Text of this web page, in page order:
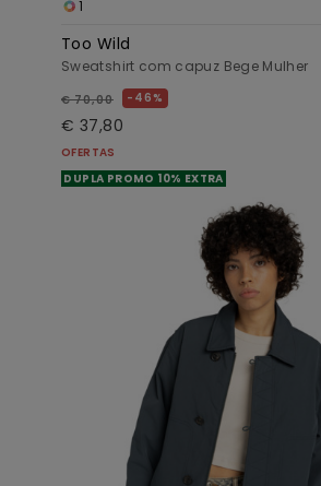
1
Too Wild
Sweatshirt com capuz Bege Mulher
€ 70,00 46%
€ 37,80
OFERTAS
DUPLA PROMO 10% EXTRA